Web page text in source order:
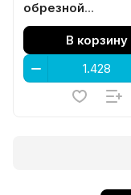
обрезной
119,5x119,5x0,9
В корзину